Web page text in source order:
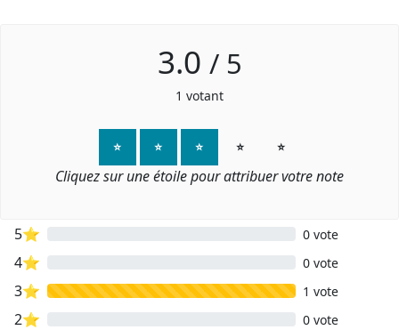
3.0 / 5
1 votant
⭐ ⭐ ⭐ ⭐ ⭐
Cliquez sur une étoile pour attribuer votre note
5⭐ 0 vote
4⭐ 0 vote
3⭐ 1 vote
2⭐ 0 vote